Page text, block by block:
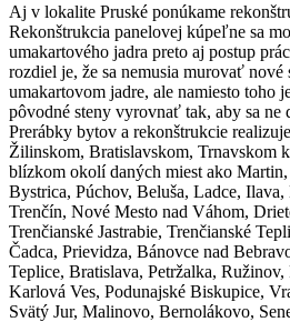
Aj v lokalite Pruské ponúkame
Rekonštrukcia panelovej kúpeľne sa
umakartového jadra preto aj postup
rozdiel je, že sa nemusia murovať
umakartovom jadre, ale namiesto toho
pôvodné steny vyrovnať tak, aby sa
Prerábky bytov a rekonštrukcie
Žilinskom, Bratislavskom, Trnavskom
blízkom okolí daných miest ako
Bystrica, Púchov, Beluša, Ladce,
Trenčín, Nové Mesto nad Váhom,
Trenčianské Jastrabie, Trenčianské
Čadca, Prievidza, Bánovce nad
Teplice, Bratislava, Petržalka, Ružinov,
Karlová Ves, Podunajské Biskupice,
Svätý Jur, Malinovo, Bernolákovo,